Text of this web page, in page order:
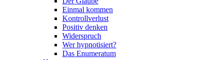
Einmal kommen
Kontrollverlust
Positiv denken
Widerspruch
Wer hypnotisiert?
Das Enumeratum